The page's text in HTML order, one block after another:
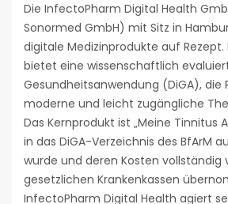
Die InfectoPharm Digital Health
Sonormed GmbH) mit Sitz in
digitale Medizinprodukte auf
bietet eine wissenschaftlich
Gesundheitsanwendung (DiGA), die
moderne und leicht zugängliche
Das Kernprodukt ist „Meine Tinnitus
in das DiGA-Verzeichnis des BfArM
wurde und deren Kosten vollständig
gesetzlichen Krankenkassen
InfectoPharm Digital Health agiert